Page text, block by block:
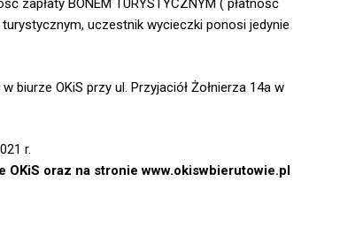
zapłaty BONEM TURYSTYCZNYM ( płatność
uczestnik wycieczki ponosi jedynie
biurze OKiS przy ul. Przyjaciół Żołnierza 14a w
r.
oraz na stronie www.okiswbierutowie.pl